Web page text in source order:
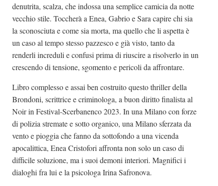
denutrita, scalza, che indossa una semplice camicia da notte
vecchio stile. Toccherà a Enea, Gabrio e Sara capire chi sia
la sconosciuta e come sia morta, ma quello che li aspetta è
un caso al tempo stesso pazzesco e già visto, tanto da
renderli increduli e confusi prima di riuscire a risolverlo in un
crescendo di tensione, sgomento e pericoli da affrontare.
Libro complesso e assai ben costruito questo thriller della
Brondoni, scrittrice e criminologa, a buon diritto finalista al
Noir in Festival-Scerbanenco 2023. In una Milano con forze
di polizia stremate e sotto organico, una Milano sferzata da
vento e pioggia che fanno da sottofondo a una vicenda
apocalittica, Enea Cristofori affronta non solo un caso di
difficile soluzione, ma i suoi demoni interiori. Magnifici i
dialoghi fra lui e la psicologa Irina Safronova.